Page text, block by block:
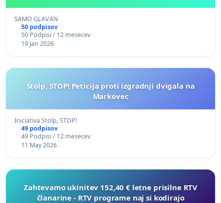
SAMO GLAVAN
50 podpisov
50 Podpisi / 12 mesecev
19 Jan 2026
Stolp, STOP! Peticija proti izgradnji dvigala na
Markovec
Iniciativa Stolp, STOP!
49 podpisov
49 Podpisi / 12 mesecev
11 May 2026
Zahtevamo ukinitev 152,40 € letne prisilne RTV
članarine - RTV programe naj si kodirajo